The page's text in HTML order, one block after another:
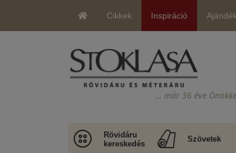
Cikkek Inspiráció
… már 36 éve
Rövidáru
kereskedés
Szövetek